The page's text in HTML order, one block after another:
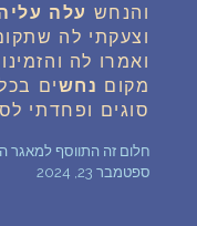
מדיניות פרטיות
הסכם שימוש
והנחש עלה
וצעקתי לה
ואמרו לה
מקום נחשים
סוגים ופחדתי
חלום זה התווסף למאגר
ספטמבר 23, 2024